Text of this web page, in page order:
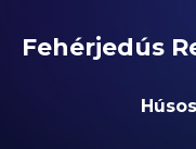
Fehérjedús